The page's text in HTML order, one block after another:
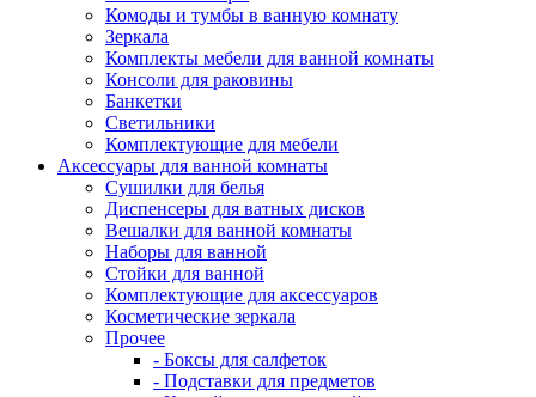
Комоды и тумбы в ванную комнату
Зеркала
Комплекты мебели для ванной комнаты
Консоли для раковины
Банкетки
Светильники
Комплектующие для мебели
Аксессуары для ванной комнаты
Сушилки для белья
Диспенсеры для ватных дисков
Вешалки для ванной комнаты
Наборы для ванной
Стойки для ванной
Комплектующие для аксессуаров
Косметические зеркала
Прочее
- Боксы для салфеток
- Подставки для предметов